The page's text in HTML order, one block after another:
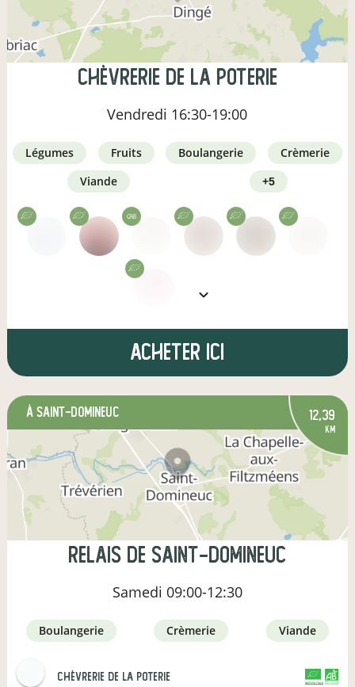
Chèvrerie de la Poterie
Vendredi 16:30-19:00
légumes fruits boulangerie
crèmerie
viande
+5
CAB
Acheter ici
à Saint-Domineuc 12,39
km
Relais de Saint-Domineuc
Samedi 09:00-12:30
boulangerie crèmerie viande
Chèvrerie de la Poterie